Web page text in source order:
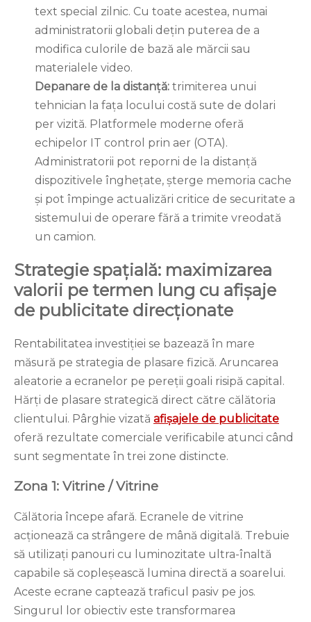
text special zilnic. Cu toate acestea, numai
administratorii globali dețin puterea de a
modifica culorile de bază ale mărcii sau
materialele video.
Depanare de la distanță: trimiterea unui
tehnician la fața locului costă sute de dolari
per vizită. Platformele moderne oferă
echipelor IT control prin aer (OTA).
Administratorii pot reporni de la distanță
dispozitivele înghețate, șterge memoria cache
și pot împinge actualizări critice de securitate a
sistemului de operare fără a trimite vreodată
un camion.
Strategie spațială: maximizarea
valorii pe termen lung cu afișaje
de publicitate direcționate
Rentabilitatea investiției se bazează în mare
măsură pe strategia de plasare fizică. Aruncarea
aleatorie a ecranelor pe pereții goali risipă capital.
Hărți de plasare strategică direct către călătoria
clientului. Pârghie vizată afișajele de publicitate
oferă rezultate comerciale verificabile atunci când
sunt segmentate în trei zone distincte.
Zona 1: Vitrine / Vitrine
Călătoria începe afară. Ecranele de vitrine
acționează ca strângere de mână digitală. Trebuie
să utilizați panouri cu luminozitate ultra-înaltă
capabile să copleșească lumina directă a soarelui.
Aceste ecrane captează traficul pasiv pe jos.
Singurul lor obiectiv este transformarea